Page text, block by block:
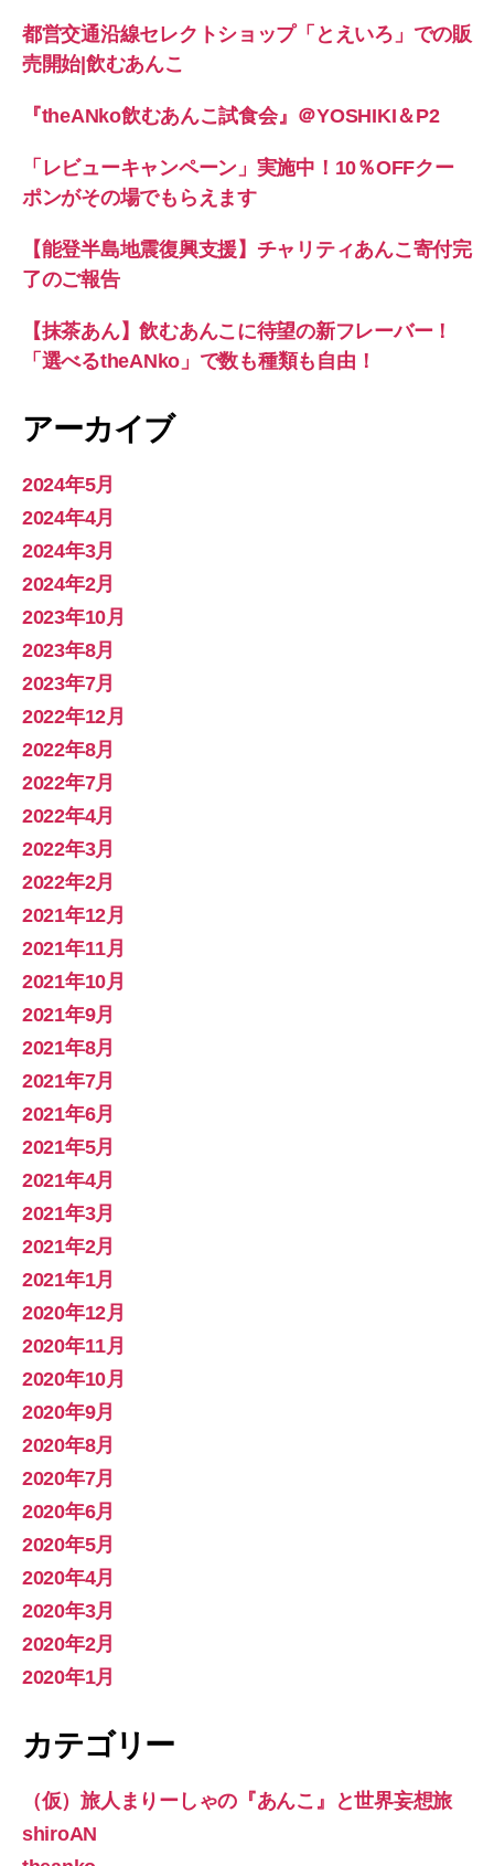
シ
ョ
ン
都営交通沿線セレクトショップ「とえいろ」での販
売開始|飲むあんこ
『theANko飲むあんこ試食会』＠YOSHIKI＆P2
「レビューキャンペーン」実施中！10％OFFクー
ポンがその場でもらえます
【能登半島地震復興支援】チャリティあんこ寄付完
了のご報告
【抹茶あん】飲むあんこに待望の新フレーバー！
「選べるtheANko」で数も種類も自由！
アーカイブ
2024年5月
2024年4月
2024年3月
2024年2月
2023年10月
2023年8月
2023年7月
2022年12月
2022年8月
2022年7月
2022年4月
2022年3月
2022年2月
2021年12月
2021年11月
2021年10月
2021年9月
2021年8月
2021年7月
2021年6月
2021年5月
2021年4月
2021年3月
2021年2月
2021年1月
2020年12月
2020年11月
2020年10月
2020年9月
2020年8月
2020年7月
2020年6月
2020年5月
2020年4月
2020年3月
2020年2月
2020年1月
カテゴリー
（仮）旅人まりーしゃの『あんこ』と世界妄想旅
shiroAN